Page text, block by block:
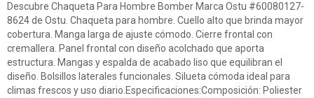
Descubre Chaqueta Para Hombre Bomber Marca Ostu #60080127-
8624 de Ostu. Chaqueta para hombre. Cuello alto que brinda mayor
cobertura. Manga larga de ajuste cómodo. Cierre frontal con
cremallera. Panel frontal con diseño acolchado que aporta
estructura. Mangas y espalda de acabado liso que equilibran el
diseño. Bolsillos laterales funcionales. Silueta cómoda ideal para
climas frescos y uso diario.Especificaciones:Composición: Poliester